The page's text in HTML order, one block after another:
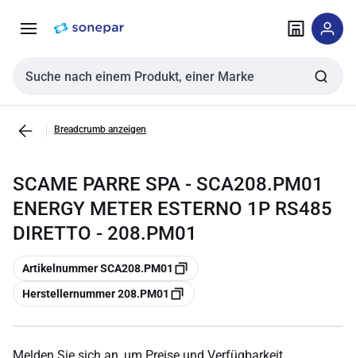
NavigationInhalt
Sucheingabe
Breadcrumb anzeigen
SCAME PARRE SPA - SCA208.PM01
ENERGY METER ESTERNO 1P RS485
DIRETTO - 208.PM01
Kopieren
Artikelnummer SCA208.PM01
Kopieren
Herstellernummer 208.PM01